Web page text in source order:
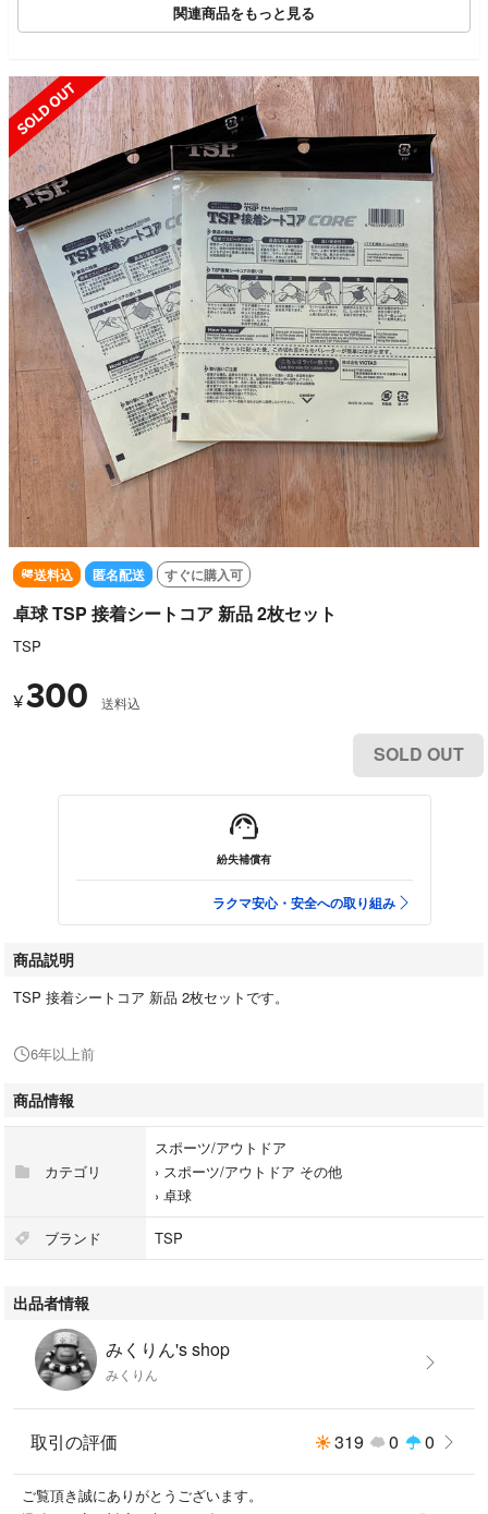
関連商品をもっと見る
SOLD OUT
送料込 匿名配送 すぐに購入可
卓球 TSP 接着シートコア 新品 2枚セット
TSP
¥300 送料込
SOLD OUT
紛失補償有
ラクマ安心・安全への取り組み
商品説明
TSP 接着シートコア 新品 2枚セットです。
6年以上前
商品情報
カテゴリ
スポーツ/アウトドア
› スポーツ/アウトドア その他
› 卓球
ブランド TSP
出品者情報
みくりん's shop
みくりん
取引の評価 319 0 0
ご覧頂き誠にありがとうございます。